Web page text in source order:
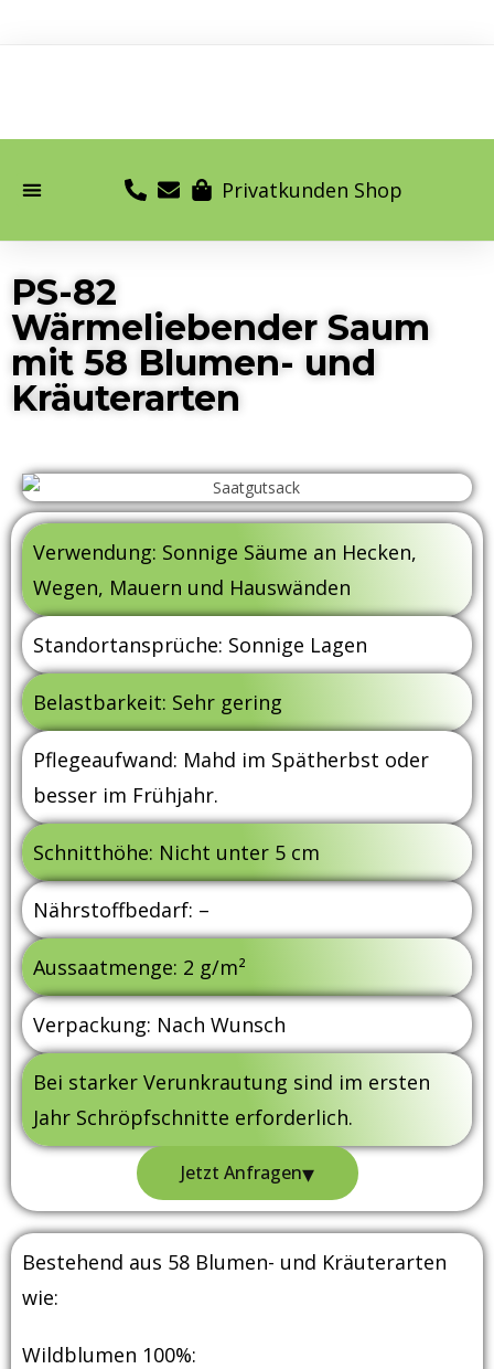
Privatkunden Shop
PS-82
Wärmeliebender Saum
mit 58 Blumen- und
Kräuterarten
Verwendung: Sonnige Säume an Hecken,
Wegen, Mauern und Hauswänden
Standortansprüche: Sonnige Lagen
Belastbarkeit: Sehr gering
Pflegeaufwand: Mahd im Spätherbst oder
besser im Frühjahr.
Schnitthöhe: Nicht unter 5 cm
Nährstoffbedarf: –
Aussaatmenge: 2 g/m²
Verpackung: Nach Wunsch
Bei starker Verunkrautung sind im ersten
Jahr Schröpfschnitte erforderlich.
Jetzt Anfragen▾
Bestehend aus 58 Blumen- und Kräuterarten
wie:
Wildblumen 100%: